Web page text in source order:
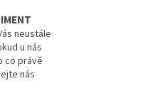
neustále
u nás
co právě
nás